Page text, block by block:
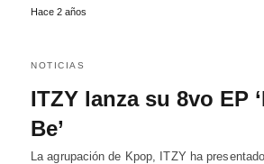
Hace 2 años
NOTICIAS
ITZY lanza su 8vo EP
Be’
La agrupación de Kpop, ITZY ha